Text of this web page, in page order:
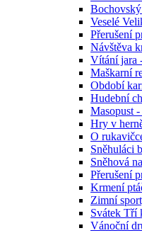
Veselé
Přerušení
Návštěva
Vítání jara
Maškarní
Období
Hudební
Masopust -
Hry v
O
Sněhuláci
Sněhová
Přerušení
Krmení
Zimní
Svátek Tří
Vánoční